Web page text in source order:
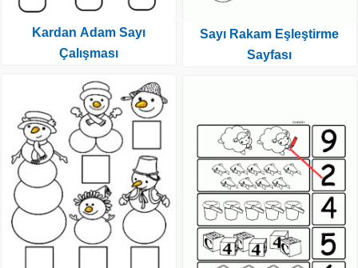
Kardan Adam Sayı
Çalışması
Sayı Rakam Eşleştirme
Sayfası